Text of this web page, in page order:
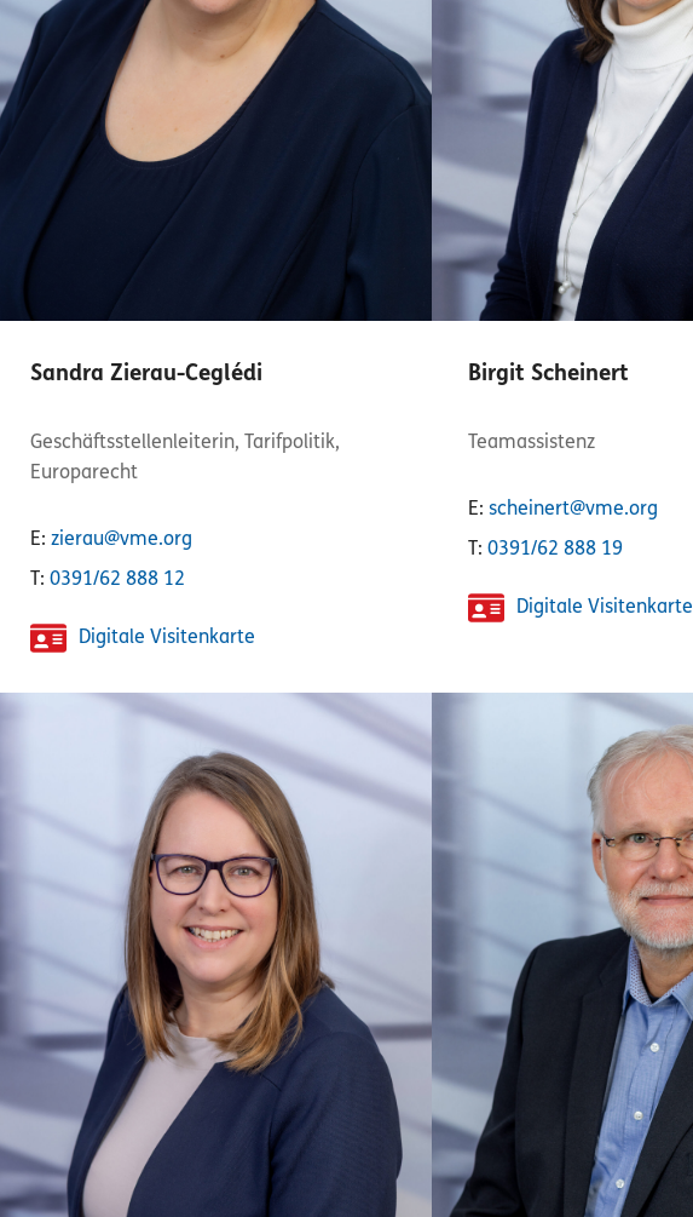
Sandra Zierau-Ceglédi
Geschäftsstellenleiterin, Tarifpolitik,
Europarecht
E: zierau@vme.org
T: 0391/62 888 12
Digitale Visitenkarte
Birgit Scheinert
Teamassistenz
E:scheinert@vme.org
T:0391/62 888 19
Digitale Visitenkarte